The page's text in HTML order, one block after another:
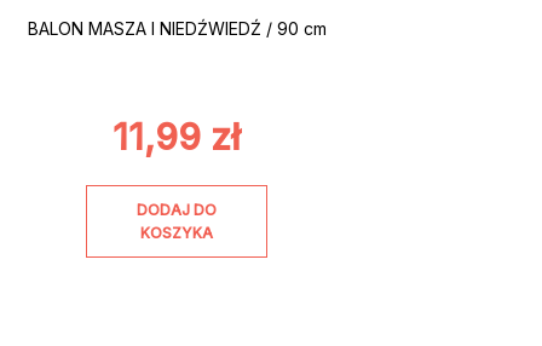
BALON MASZA I NIEDŹWIEDŹ / 90 cm
11,99 zł
DODAJ DO
KOSZYKA